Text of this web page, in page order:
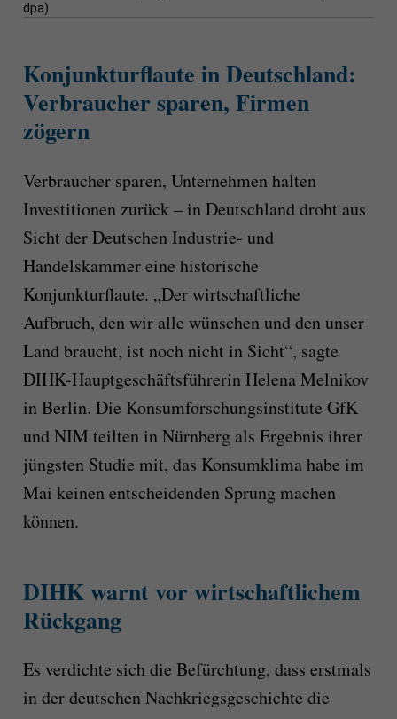
dpa)
Konjunkturflaute in Deutschland:
Verbraucher sparen, Firmen
zögern
Verbraucher sparen, Unternehmen halten
Investitionen zurück – in Deutschland droht aus
Sicht der Deutschen Industrie- und
Handelskammer eine historische
Konjunkturflaute. „Der wirtschaftliche
Aufbruch, den wir alle wünschen und den unser
Land braucht, ist noch nicht in Sicht“, sagte
DIHK-Hauptgeschäftsführerin Helena Melnikov
in Berlin. Die Konsumforschungsinstitute GfK
und NIM teilten in Nürnberg als Ergebnis ihrer
jüngsten Studie mit, das Konsumklima habe im
Mai keinen entscheidenden Sprung machen
können.
DIHK warnt vor wirtschaftlichem
Rückgang
Es verdichte sich die Befürchtung, dass erstmals
in der deutschen Nachkriegsgeschichte die